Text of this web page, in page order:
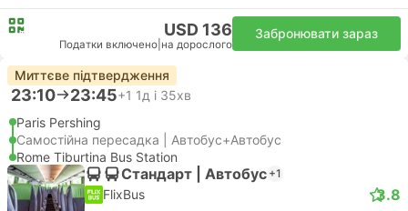
USD 136
Податки включено на дорослого
Забронювати зараз
Миттєве підтвердження
23:10 23:45+1 1д і 35хв
Paris Pershing
Самостійна пересадка | Автобус+Автобус
Rome Tiburtina Bus Station
Стандарт | Автобус +1
FlixBus 3.8